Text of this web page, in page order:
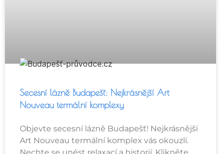
Secesní lázně Budapešť: Nejkrásnější Art
Nouveau termální komplexy
Objevte secesní lázně Budapešť! Nejkrásnější
Art Nouveau termální komplex vás okouzlí.